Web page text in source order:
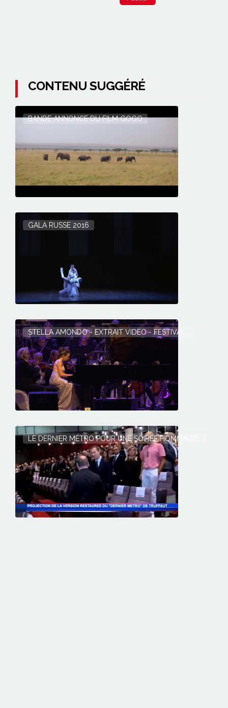
CONTENU SUGGÉRÉ
BANDE ANNONCE DU FILM GOGO
GALA RUSSE 2016
STELLA AMONDO - EXTRAIT VIDÉO - FESTIVAL...
LE DERNIER MÉTRO POUR UNE SOIRÉE HOMMAGE...